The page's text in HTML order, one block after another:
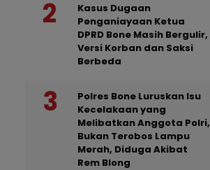
Kasus Dugaan
Penganiayaan Ketua
DPRD Bone Masih Bergulir,
Versi Korban dan Saksi
Berbeda
Polres Bone Luruskan Isu
Kecelakaan yang
Melibatkan Anggota Polri,
Bukan Terobos Lampu
Merah, Diduga Akibat
Rem Blong